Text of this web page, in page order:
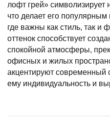
лофт грей» символизирует
что делает его
где важны как стиль, так и
оттенок способствует
спокойной атмосферы,
офисных и жилых
акцентируют современный
ему индивидуальность и